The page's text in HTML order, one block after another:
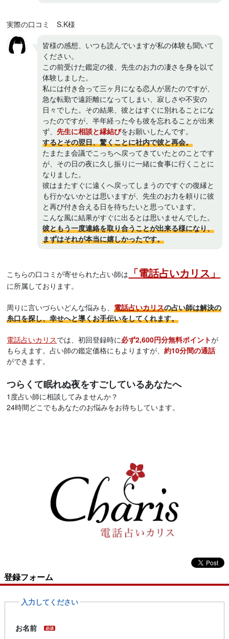
実際の口コミ S.K様
皆様の感想、いつも読んでいますが私の体験も聞いて
ください。
この前受けた鑑定の後、先生のお力の凄さを身を以て
体験しました。
私には付き合って三ヶ月になる恋人が居たのですが、
急な転勤で遠距離になってしまい、寂しさや不安の
日々でした。その結果、彼とはすぐに別れることにな
ったのですが、半年経った今も彼を忘れることが出来
ず、先生に相談と縁結びをお願いしたんです。
するとその翌日、驚くことに社内で彼と再会。
たまたま会議でこっちへ戻ってきていたとのことです
が、その日の夜に久し振りに一緒に食事に行くことに
なりました。
彼はまたすぐに遠くへ戻ってしまうのですぐの復縁と
も行かないかとは思いますが、先生のお力を頼りに彼
と再び付き合える日を待ちたいと思っています。
こんな風に結果がすぐに出るとは思いませんでした。
彼ともう一度連絡を取り合うことが出来る様になり、
まずはそれが本当に嬉しかったです。
こちらの口コミが寄せられた占い師は 「電話占いカリス」
に所属しております。
周りに言いづらいどんな悩みも、電話占いカリスの占い師は解決の
糸口を探し、幸せへと導くお手伝いをしてくれます。
電話占いカリスでは、初回登録時に必ず2,600円分無料ポイントが
もらえます。占い師の鑑定価格にもよりますが、約10分間の通話
ができます。
つらくて眠れぬ夜をすごしているあなたへ
1度占い師に相談してみませんか？
24時間どこでもあなたのお悩みをお待ちしています。
登録フォーム
入力してください
お名前 必須